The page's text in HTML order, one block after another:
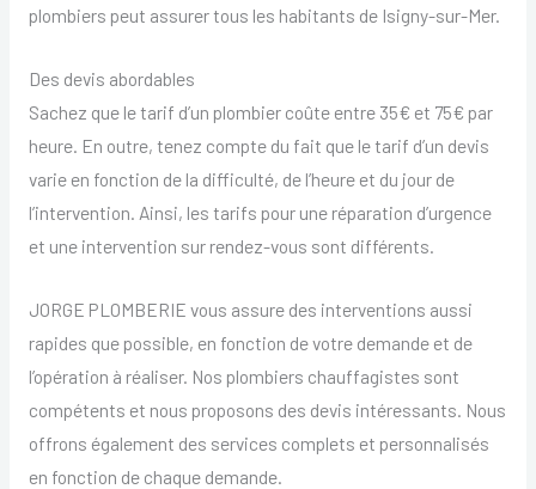
plombiers peut assurer tous les habitants de Isigny-sur-Mer.
Des devis abordables
Sachez que le tarif d’un plombier coûte entre 35€ et 75€ par
heure. En outre, tenez compte du fait que le tarif d’un devis
varie en fonction de la difficulté, de l’heure et du jour de
l’intervention. Ainsi, les tarifs pour une réparation d’urgence
et une intervention sur rendez-vous sont différents.
JORGE PLOMBERIE vous assure des interventions aussi
rapides que possible, en fonction de votre demande et de
l’opération à réaliser. Nos plombiers chauffagistes sont
compétents et nous proposons des devis intéressants. Nous
offrons également des services complets et personnalisés
en fonction de chaque demande.